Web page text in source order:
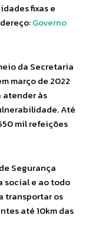
fixas e
Governo
da Secretaria
março de 2022
atender às
Até
mil refeições
Segurança
social e ao todo
transportar os
até 10km das